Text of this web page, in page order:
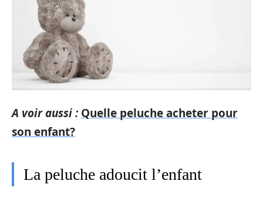
A voir aussi : Quelle peluche acheter pour
son enfant?
La peluche adoucit l’enfant